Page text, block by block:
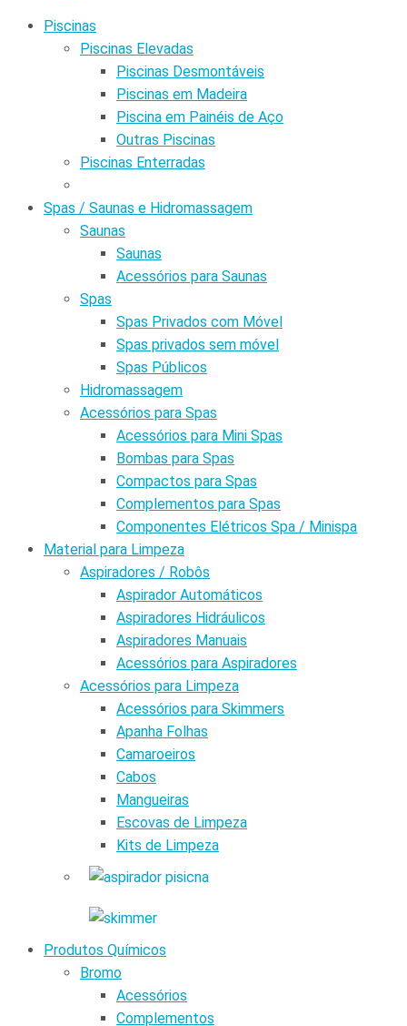
Piscinas
Piscinas Elevadas
Piscinas Desmontáveis
Piscinas em Madeira
Piscina em Painéis de Aço
Outras Piscinas
Piscinas Enterradas
Spas / Saunas e Hidromassagem
Saunas
Saunas
Acessórios para Saunas
Spas
Spas Privados com Móvel
Spas privados sem móvel
Spas Públicos
Hidromassagem
Acessórios para Spas
Acessórios para Mini Spas
Bombas para Spas
Compactos para Spas
Complementos para Spas
Componentes Elétricos Spa / Minispa
Material para Limpeza
Aspiradores / Robôs
Aspirador Automáticos
Aspiradores Hidráulicos
Aspiradores Manuais
Acessórios para Aspiradores
Acessórios para Limpeza
Acessórios para Skimmers
Apanha Folhas
Camaroeiros
Cabos
Mangueiras
Escovas de Limpeza
Kits de Limpeza
Produtos Químicos
Bromo
Acessórios
Complementos